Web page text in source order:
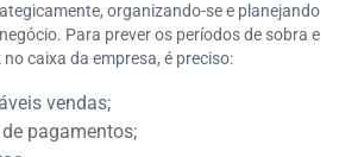
organizando-se e planejando
Para prever os períodos de sobra e
caixa da empresa, é preciso:
vendas;
pagamentos;